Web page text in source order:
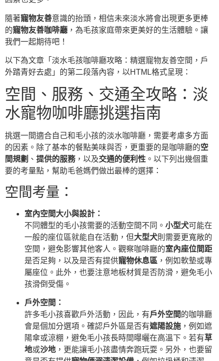
隨著寵物友善意識的抬頭，相信未來淡水將會出現更多更棒
的寵物友善咖啡廳 ，為毛孩家庭帶來更美好的生活體驗。讓
我們一起期待吧！
以下為文章「淡水毛孩咖啡廳攻略：精選寵物友善空間，戶
外踏青好去處」的第二段落內容，以HTML格式呈現：
空間、服務、交通全攻略：淡
水寵物咖啡廳挑選指南
挑選一間適合自己和毛小孩的淡水咖啡廳，需要考慮多方面
的因素。除了基本的餐點美味與否，更重要的是咖啡廳的空
間規劃 、 提供的服務，以及交通的便利性 。以下列出幾個重
要的考量點，幫助毛爸媽們做出最棒的選擇：
空間考量：
室內空間大小與設計：
不同體型的毛小孩需要的活動空間不同。 小型犬可能在
一般的座位區就能自在活動，但大型犬則需要更寬敞的
空間，避免影響其他客人。觀察咖啡廳的室內座位間距
是否足夠，以及是否有提供寵物休息區 ，例如軟墊或專
屬座位。此外，也要注意地板材質是否防滑，避免毛小
孩滑倒受傷。
戶外空間：
許多毛小孩喜歡戶外活動，因此，有戶外空間的咖啡廳
會是個加分選項。確認戶外區是否有遮陽設施 ，例如遮
陽傘或涼棚，避免毛小孩長時間曝曬在高溫下。若有草
地或沙地 ，更能讓毛小孩盡情奔跑玩耍。另外，也要留